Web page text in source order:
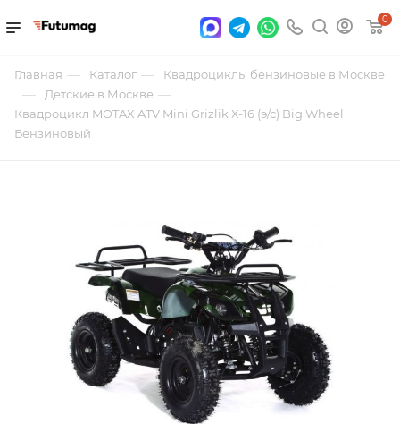
0
Главная — Каталог — Квадроциклы бензиновые в Москве
— Детские в Москве —
Квадроцикл MOTAX ATV Mini Grizlik Х-16 (э/с) Big Wheel
Бензиновый